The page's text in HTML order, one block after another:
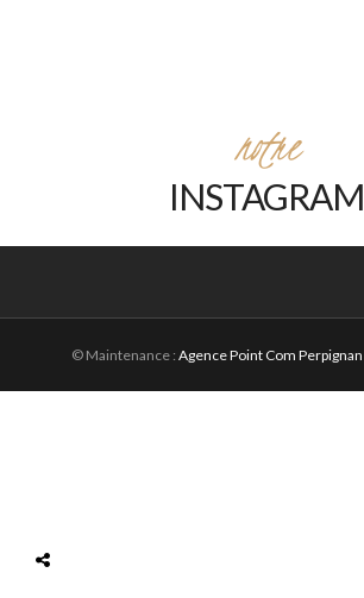
notre
INSTAGRAM
© Maintenance : Agence Point Com Perpignan